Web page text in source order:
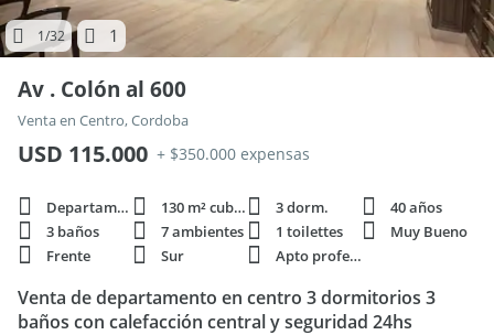
1/32 1
Av . Colón al 600
Venta en Centro, Cordoba
USD 115.000 + $350.000 expensas
Departamento 130 m² cubie. 3 dorm.
40 años
3 baños
7 ambientes 1 toilettes
Muy Bueno
Frente
Sur Apto profesi.
Venta de departamento en centro 3 dormitorios 3
baños con calefacción central y seguridad 24hs